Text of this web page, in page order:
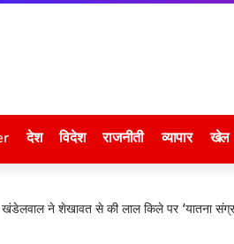
देश विदेश राजनीती व्यापार खेल
खंडेलवाल ने शेखावत से की लाल किले पर ‘यातना